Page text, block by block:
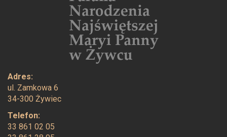
Adres:
ul. Zamkowa 6
34-300 Żywiec
Telefon:
33 861 02 05